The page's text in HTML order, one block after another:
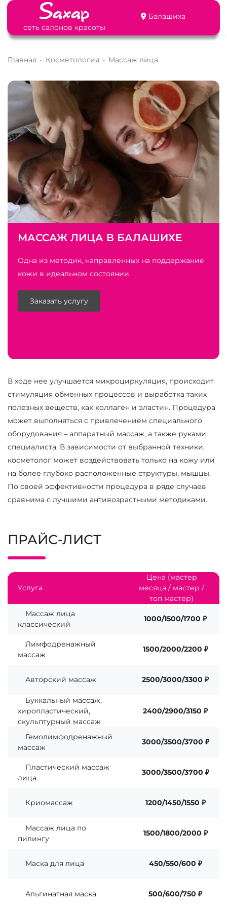
сеть салонов красоты
Балашиха
Главная - Косметология - Массаж лица
МАССАЖ ЛИЦА В БАЛАШИХЕ
Одна из методик, направленных на поддержание
кожи в идеальном состоянии.
Заказать услугу
В ходе нее улучшается микроциркуляция, происходит
стимуляция обменных процессов и выработка таких
полезных веществ, как коллаген и эластин. Процедура
может выполняться с привлечением специального
оборудования – аппаратный массаж, а также руками
специалиста. В зависимости от выбранной техники,
косметолог может воздействовать только на кожу или
на более глубоко расположенные структуры, мышцы.
По своей эффективности процедура в ряде случаев
сравнима с лучшими антивозрастными методиками.
ПРАЙС-ЛИСТ
Услуга
Цена (мастер
месяца / мастер /
топ мастер)
Массаж лица
классический
1000/1500/1700 ₽
Лимфодренажный
массаж
1500/2000/2200 ₽
Авторский массаж 2500/3000/3300 ₽
Буккальный массаж,
хиропластический,
скульптурный массаж
2400/2900/3150 ₽
Гемолимфодренажный
массаж
3000/3500/3700 ₽
Пластический массаж
лица
3000/3500/3700 ₽
Криомассаж 1200/1450/1550 ₽
Массаж лица по
пилингу
1500/1800/2000 ₽
Маска для лица 450/550/600 ₽
Альгинатная маска 500/600/750 ₽